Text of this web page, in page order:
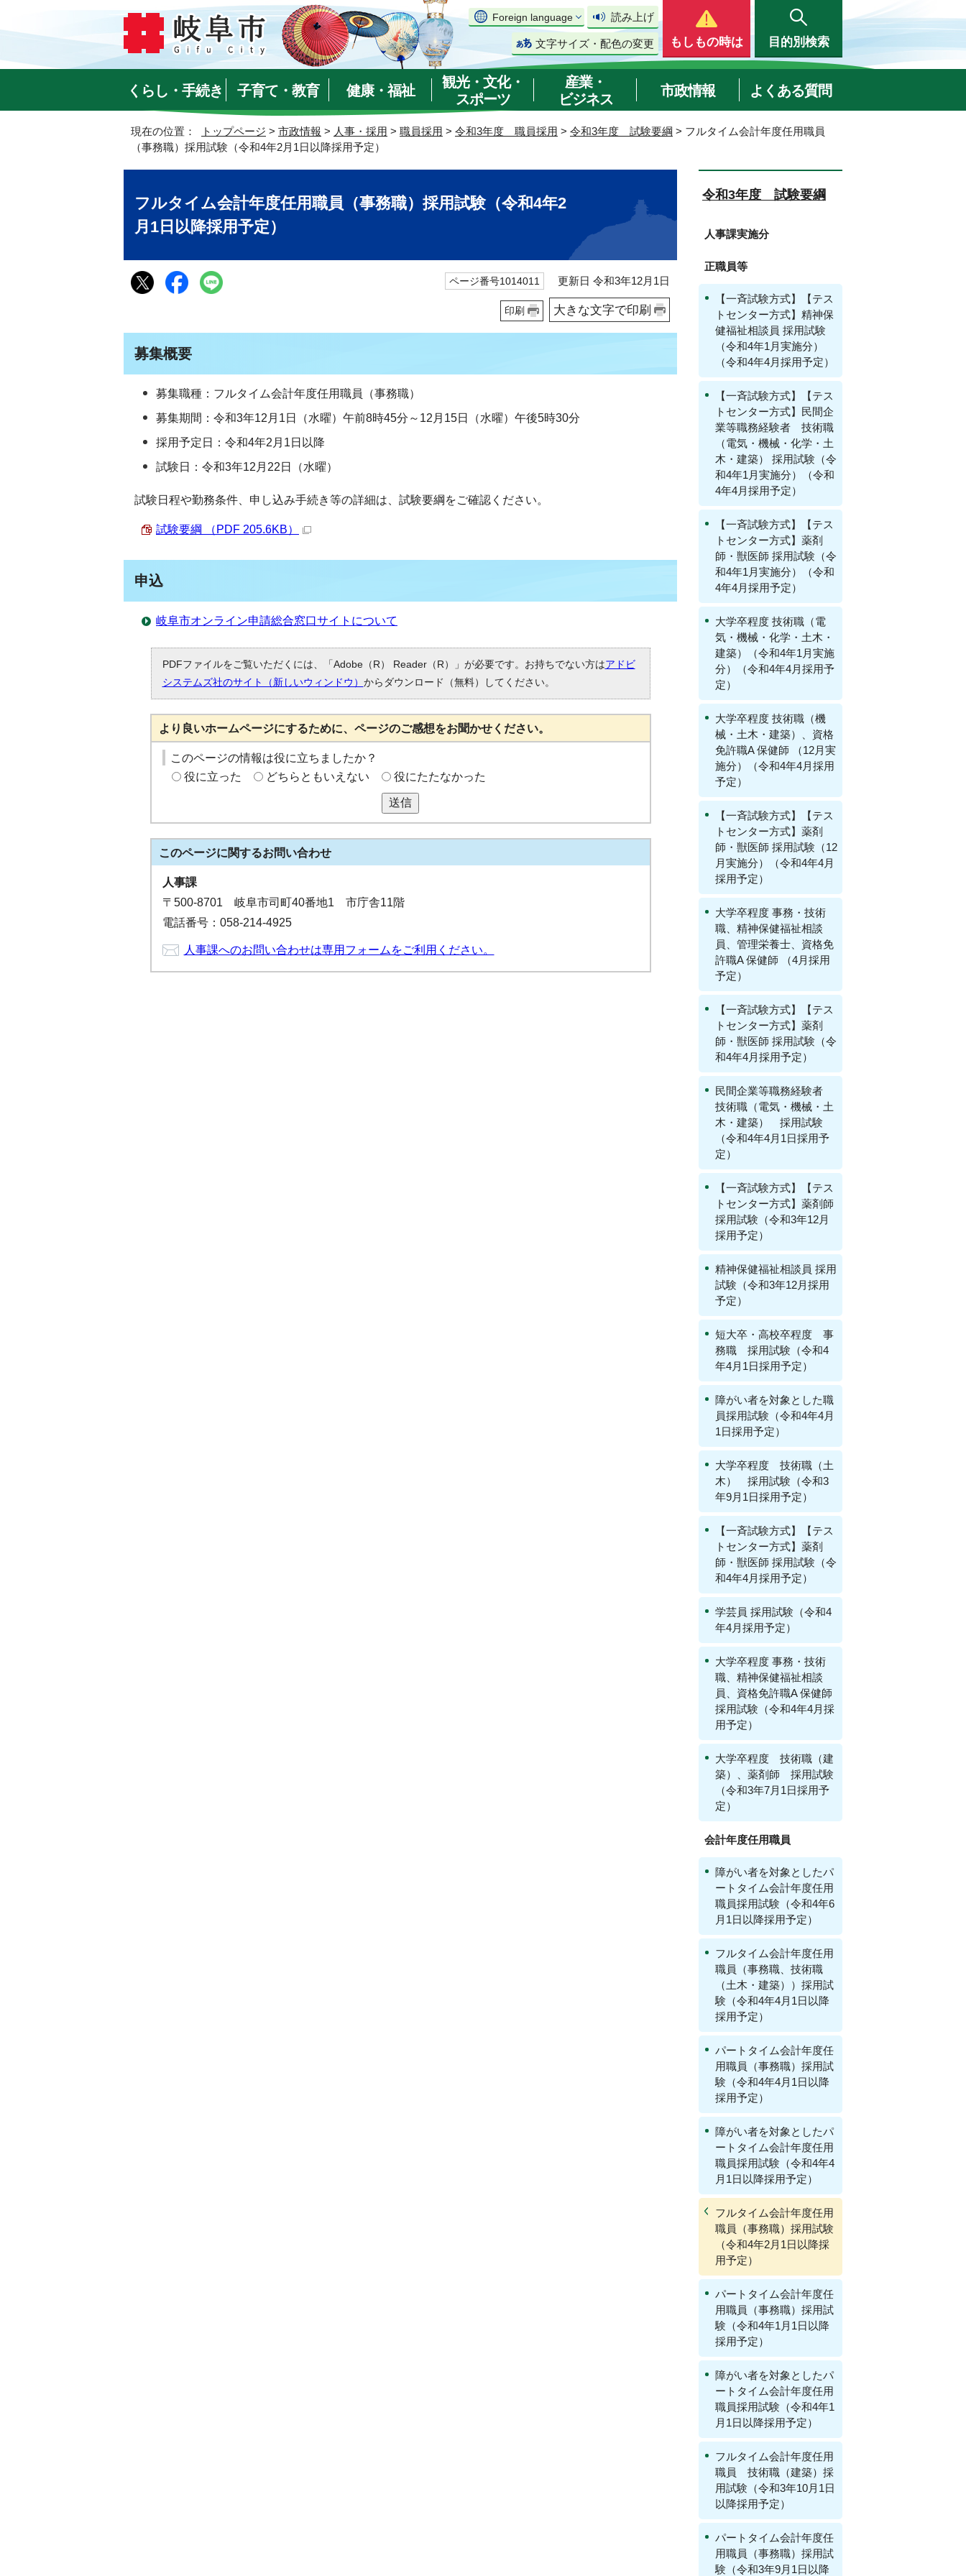
Foreign language 読み上げ
文字サイズ・配色の変更 もしもの時は 目的別検索
くらし・手続き 子育て・教育 健康・福祉
観光・文化・
スポーツ
産業・
ビジネス
市政情報 よくある質問
現在の位置： トップページ > 市政情報 > 人事・採用 > 職員採用 > 令和3年度 職員採用 > 令和3年度 試験要綱 > フルタイム会計年度任用職員
（事務職）採用試験（令和4年2月1日以降採用予定）
フルタイム会計年度任用職員（事務職）採用試験（令和4年2
月1日以降採用予定）
ページ番号1014011 更新日 令和3年12月1日
印刷 大きな文字で印刷
募集概要
募集職種：フルタイム会計年度任用職員（事務職）
募集期間：令和3年12月1日（水曜）午前8時45分～12月15日（水曜）午後5時30分
採用予定日：令和4年2月1日以降
試験日：令和3年12月22日（水曜）
試験日程や勤務条件、申し込み手続き等の詳細は、試験要綱をご確認ください。
試験要綱 （PDF 205.6KB）
申込
岐阜市オンライン申請総合窓口サイトについて
PDFファイルをご覧いただくには、「Adobe（R） Reader（R）」が必要です。お持ちでない方はアドビ
システムズ社のサイト（新しいウィンドウ） からダウンロード（無料）してください。
より良いホームページにするために、ページのご感想をお聞かせください。
このページの情報は役に立ちましたか？
役に立った
どちらともいえない 役にたたなかった
送信
このページに関するお問い合わせ
人事課
〒500-8701 岐阜市司町40番地1 市庁舎11階
電話番号：058-214-4925
人事課へのお問い合わせは専用フォームをご利用ください。
令和3年度 試験要綱
人事課実施分
正職員等
【一斉試験方式】【テス
トセンター方式】精神保
健福祉相談員 採用試験
（令和4年1月実施分）
（令和4年4月採用予定）
【一斉試験方式】【テス
トセンター方式】民間企
業等職務経験者 技術職
（電気・機械・化学・土
木・建築） 採用試験（令
和4年1月実施分）（令和
4年4月採用予定）
【一斉試験方式】【テス
トセンター方式】薬剤
師・獣医師 採用試験（令
和4年1月実施分）（令和
4年4月採用予定）
大学卒程度 技術職（電
気・機械・化学・土木・
建築）（令和4年1月実施
分）（令和4年4月採用予
定）
大学卒程度 技術職（機
械・土木・建築）、資格
免許職A 保健師 （12月実
施分）（令和4年4月採用
予定）
【一斉試験方式】【テス
トセンター方式】薬剤
師・獣医師 採用試験（12
月実施分）（令和4年4月
採用予定）
大学卒程度 事務・技術
職、精神保健福祉相談
員、管理栄養士、資格免
許職A 保健師 （4月採用
予定）
【一斉試験方式】【テス
トセンター方式】薬剤
師・獣医師 採用試験（令
和4年4月採用予定）
民間企業等職務経験者
技術職（電気・機械・土
木・建築） 採用試験
（令和4年4月1日採用予
定）
【一斉試験方式】【テス
トセンター方式】薬剤師
採用試験（令和3年12月
採用予定）
精神保健福祉相談員 採用
試験（令和3年12月採用
予定）
短大卒・高校卒程度 事
務職 採用試験（令和4
年4月1日採用予定）
障がい者を対象とした職
員採用試験（令和4年4月
1日採用予定）
大学卒程度 技術職（土
木） 採用試験（令和3
年9月1日採用予定）
【一斉試験方式】【テス
トセンター方式】薬剤
師・獣医師 採用試験（令
和4年4月採用予定）
学芸員 採用試験（令和4
年4月採用予定）
大学卒程度 事務・技術
職、精神保健福祉相談
員、資格免許職A 保健師
採用試験（令和4年4月採
用予定）
大学卒程度 技術職（建
築）、薬剤師 採用試験
（令和3年7月1日採用予
定）
会計年度任用職員
障がい者を対象としたパ
ートタイム会計年度任用
職員採用試験（令和4年6
月1日以降採用予定）
フルタイム会計年度任用
職員（事務職、技術職
（土木・建築））採用試
験（令和4年4月1日以降
採用予定）
パートタイム会計年度任
用職員（事務職）採用試
験（令和4年4月1日以降
採用予定）
障がい者を対象としたパ
ートタイム会計年度任用
職員採用試験（令和4年4
月1日以降採用予定）
フルタイム会計年度任用
職員（事務職）採用試験
（令和4年2月1日以降採
用予定）
パートタイム会計年度任
用職員（事務職）採用試
験（令和4年1月1日以降
採用予定）
障がい者を対象としたパ
ートタイム会計年度任用
職員採用試験（令和4年1
月1日以降採用予定）
フルタイム会計年度任用
職員 技術職（建築）採
用試験（令和3年10月1日
以降採用予定）
パートタイム会計年度任
用職員（事務職）採用試
験（令和3年9月1日以降